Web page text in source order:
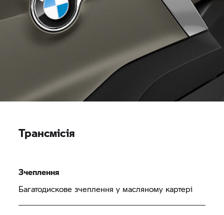
Трансмісія
Зчеплення
Багатодискове зчеплення у масляному картері